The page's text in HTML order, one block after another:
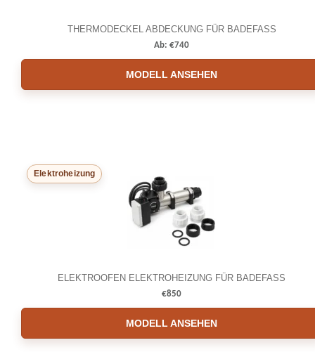
THERMODECKEL ABDECKUNG FÜR BADEFASS
Ab: €740
MODELL ANSEHEN
Elektroheizung
ELEKTROOFEN ELEKTROHEIZUNG FÜR BADEFASS
€850
MODELL ANSEHEN